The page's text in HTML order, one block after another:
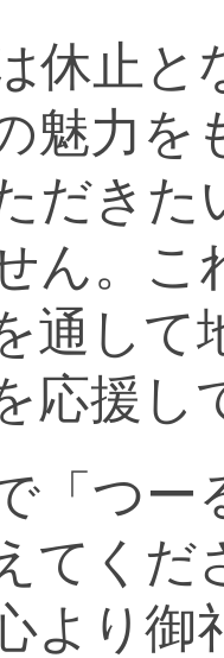
休止と
魅力を
だきた
ん。こ
通して
応援し
「つー
てく
より御